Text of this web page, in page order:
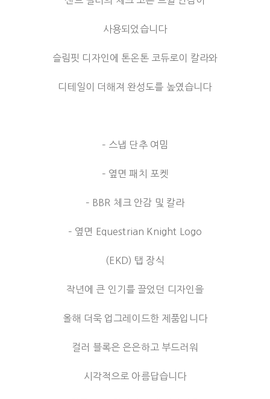
사용되었습니다
슬림핏 디자인에 톤온톤 코듀로이 칼라와
디테일이 더해져 완성도를 높였습니다
– 스냅 단추 여밈
– 옆면 패치 포켓
– BBR 체크 안감 및 칼라
– 옆면 Equestrian Knight Logo
(EKD) 탭 장식
작년에 큰 인기를 끌었던 디자인을
올해 더욱 업그레이드한 제품입니다
컬러 블록은 은은하고 부드러워
시각적으로 아름답습니다